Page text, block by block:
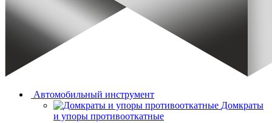
Автомобильный инструмент
Домкраты
и упоры противооткатные